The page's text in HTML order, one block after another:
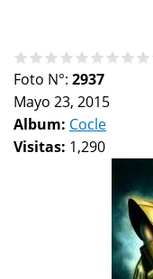
Foto N°: 2937
Mayo 23, 2015
Album: Cocle
Visitas: 1,290